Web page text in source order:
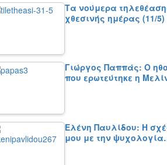
Τα νούμερα
χθεσινής ημέρας (11/5)
Γιώργος Παππάς: Ο
που ερωτεύτηκε η
Ελένη Παυλίδου: Η
μου με την